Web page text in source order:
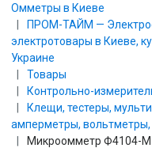
Омметры в Киеве
ПРОМ-ТАЙМ —
электротовары в Киеве,
Украине
Товары
Контрольно-
Клещи, тестеры,
амперметры, вольтметры,
Микроомметр Ф4104-